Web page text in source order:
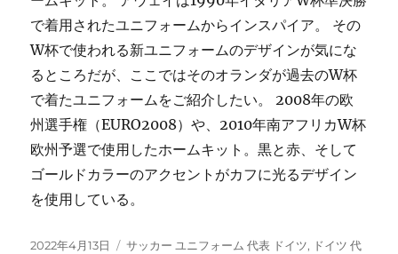
で着用されたユニフォームからインスパイア。 その
W杯で使われる新ユニフォームのデザインが気にな
るところだが、ここではそのオランダが過去のW杯
で着たユニフォームをご紹介したい。 2008年の欧
州選手権（EURO2008）や、2010年南アフリカW杯
欧州予選で使用したホームキット。黒と赤、そして
ゴールドカラーのアクセントがカフに光るデザイン
を使用している。
投
2022年4月13日
タ
サッカー ユニフォーム 代表 ドイツ, ドイツ 代